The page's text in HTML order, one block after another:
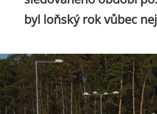
byl loňský rok vůbec